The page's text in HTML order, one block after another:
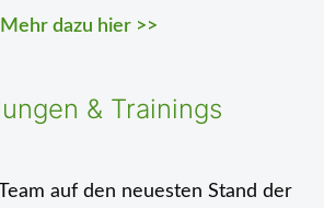
Mehr dazu hier >>
& Trainings
auf den neuesten Stand der